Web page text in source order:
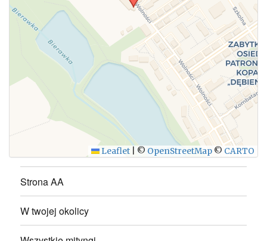
Leaflet ©OpenStreetMap © CARTO
Strona AA
W twojej okolicy